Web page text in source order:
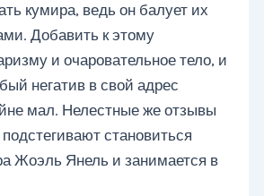
кумира, ведь он балует их
Добавить к этому
и очаровательное тело, и
негатив в свой адрес
мал. Нелестные же отзывы
становиться
Жоэль Янель и занимается в